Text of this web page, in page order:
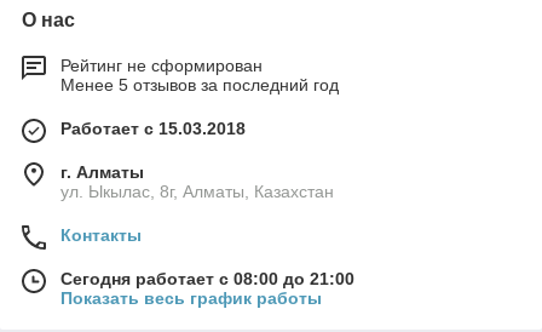
О нас
Рейтинг не сформирован
Менее 5 отзывов за последний год
Работает с 15.03.2018
г. Алматы
ул. Ыкылас, 8г, Алматы, Казахстан
Контакты
Сегодня работает с 08:00 до 21:00
Показать весь график работы